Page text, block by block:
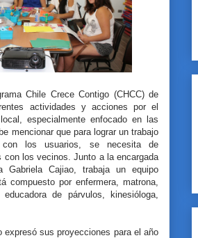
Chile Crece Contigo (CHCC) de
actividades y acciones por el
especialmente enfocado en las
mencionar que para lograr un trabajo
con los usuarios, se necesita de
con los vecinos. Junto a la encargada
Gabriela Cajiao, trabaja un equipo
compuesto por enfermera, matrona,
de párvulos, kinesióloga,
expresó sus proyecciones para el año